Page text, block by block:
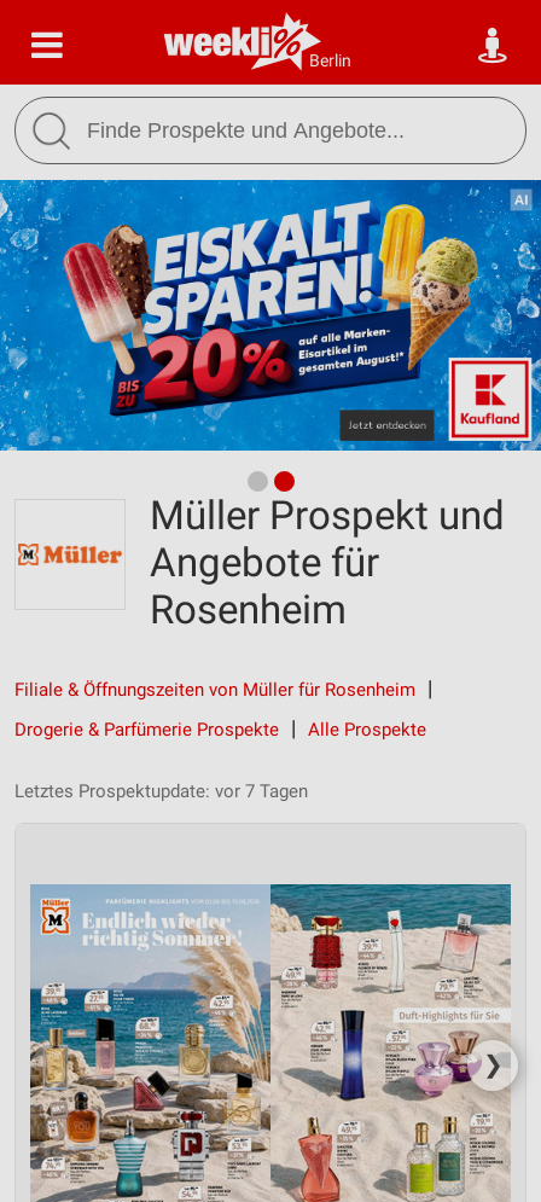
Berlin
Müller Prospekt und
Angebote für
Rosenheim
Filiale & Öffnungszeiten von Müller für Rosenheim
Drogerie & Parfümerie Prospekte
Alle Prospekte
Letztes Prospektupdate: vor 7 Tagen
❯